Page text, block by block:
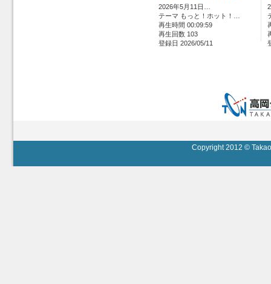
2026年5月11日…
テーマ もっと！ホット！…
再生時間 00:09:59
再生回数 103
登録日 2026/05/11
Copyright 2012 ©